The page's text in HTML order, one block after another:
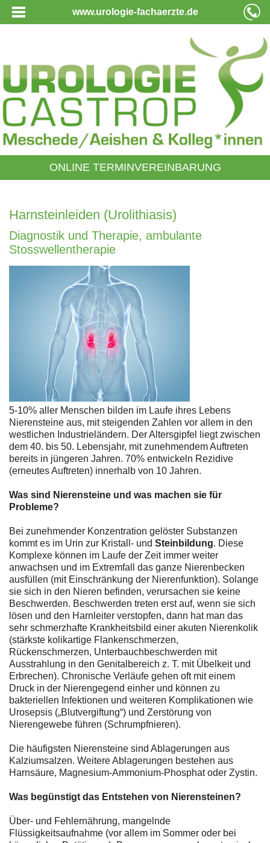
www.urologie-fachaerzte.de
ONLINE TERMINVEREINBARUNG
Harnsteinleiden (Urolithiasis)
Diagnostik und Therapie, ambulante
Stosswellentherapie
5-10% aller Menschen bilden im Laufe ihres Lebens
Nierensteine aus, mit steigenden Zahlen vor allem in den
westlichen Industrieländern. Der Altersgipfel liegt zwischen
dem 40. bis 50. Lebensjahr, mit zunehmendem Auftreten
bereits in jüngeren Jahren. 70% entwickeln Rezidive
(erneutes Auftreten) innerhalb von 10 Jahren.
Was sind Nierensteine und was machen sie für
Probleme?
Bei zunehmender Konzentration gelöster Substanzen
kommt es im Urin zur Kristall- und Steinbildung. Diese
Komplexe können im Laufe der Zeit immer weiter
anwachsen und im Extremfall das ganze Nierenbecken
ausfüllen (mit Einschränkung der Nierenfunktion). Solange
sie sich in den Nieren befinden, verursachen sie keine
Beschwerden. Beschwerden treten erst auf, wenn sie sich
lösen und den Harnleiter verstopfen, dann hat man das
sehr schmerzhafte Krankheitsbild einer akuten Nierenkolik
(stärkste kolikartige Flankenschmerzen,
Rückenschmerzen, Unterbauchbeschwerden mit
Ausstrahlung in den Genitalbereich z. T. mit Übelkeit und
Erbrechen). Chronische Verläufe gehen oft mit einem
Druck in der Nierengegend einher und können zu
bakteriellen Infektionen und weiteren Komplikationen wie
Urosepsis („Blutvergiftung“) und Zerstörung von
Nierengewebe führen (Schrumpfnieren).
Die häufigsten Nierensteine sind Ablagerungen aus
Kalziumsalzen. Weitere Ablagerungen bestehen aus
Harnsäure, Magnesium-Ammonium-Phosphat oder Zystin.
Was begünstigt das Entstehen von Nierensteinen?
Über- und Fehlernährung, mangelnde
Flüssigkeitsaufnahme (vor allem im Sommer oder bei